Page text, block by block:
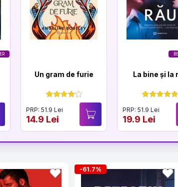
Un gram de furie
PRP: 51.9 Lei
14.9 Lei
La bine și la
PRP: 51.9 Lei
19.9 Lei
-61.7%